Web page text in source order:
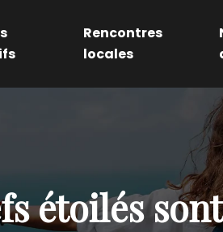
Rencontres
locales
étoilés